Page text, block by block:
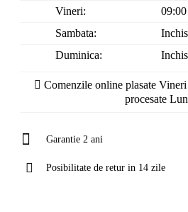
Vineri:
Sambata:
Inchis
Duminica:
Inchis
Comenzile online plasate
procesate
Garantie 2 ani
Posibilitate de retur in 14 zile